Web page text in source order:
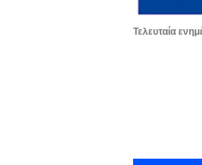
Τελευταία